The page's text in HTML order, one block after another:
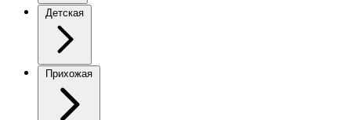
Детская
Прихожая